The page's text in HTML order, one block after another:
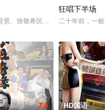
orD
周俊伟 饰)、Jean(邓
景、致敬希区柯克的影片中，一
狂唱下半场
二十年前，一
7.0 HD国语